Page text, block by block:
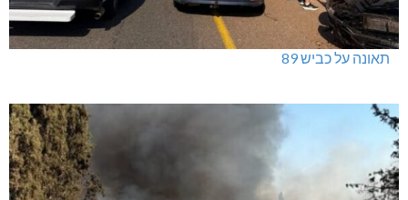
תאונה על כביש 89